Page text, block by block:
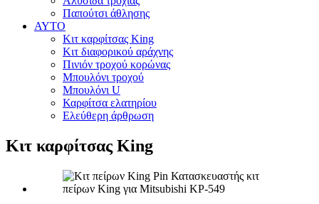
Παπούτσι άθλησης
ΑΥΤΟ
Κιτ καρφίτσας King
Κιτ διαφορικού αράχνης
Πινιόν τροχού κορώνας
Μπουλόνι τροχού
Μπουλόνι U
Καρφίτσα ελατηρίου
Ελεύθερη άρθρωση
Κιτ καρφίτσας King